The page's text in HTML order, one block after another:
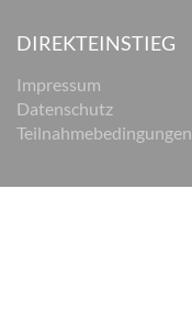
DIREKTEINSTIEG
Impressum
Datenschutz
Teilnahmebedingungen